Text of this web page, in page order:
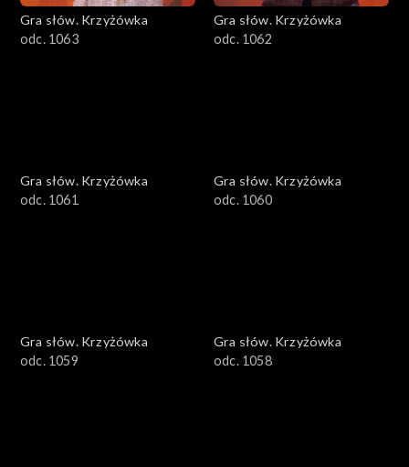
Gra słów. Krzyżówka
odc. 1063
Gra słów. Krzyżówka
odc. 1062
Gra słów. Krzyżówka
odc. 1061
Gra słów. Krzyżówka
odc. 1060
Gra słów. Krzyżówka
odc. 1059
Gra słów. Krzyżówka
odc. 1058